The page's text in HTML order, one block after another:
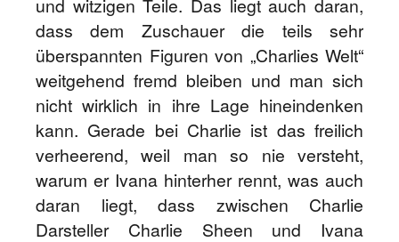
und witzigen Teile. Das liegt auch daran,
dass dem Zuschauer die teils sehr
überspannten Figuren von „Charlies Welt“
weitgehend fremd bleiben und man sich
nicht wirklich in ihre Lage hineindenken
kann. Gerade bei Charlie ist das freilich
verheerend, weil man so nie versteht,
warum er Ivana hinterher rennt, was auch
daran liegt, dass zwischen Charlie
Darsteller Charlie Sheen und Ivana